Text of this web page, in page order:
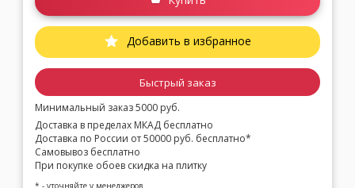
Добавить в избранное
Быстрый заказ
Минимальный заказ 5000 руб.
Доставка в пределах МКАД бесплатно
Доставка по России от 50000 руб. бесплатно*
Самовывоз бесплатно
При покупке обоев скидка на плитку
* - уточняйте у менеджеров